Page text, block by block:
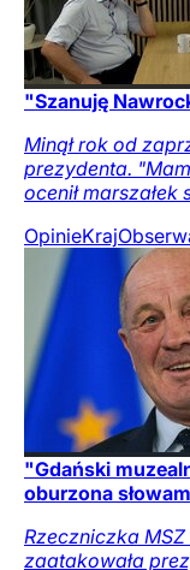
"Szanuję
Minął rok od
prezydenta.
ocenił marszałek
OpinieKraj
"Gdański
oburzona
Rzeczniczka
zaatakowała